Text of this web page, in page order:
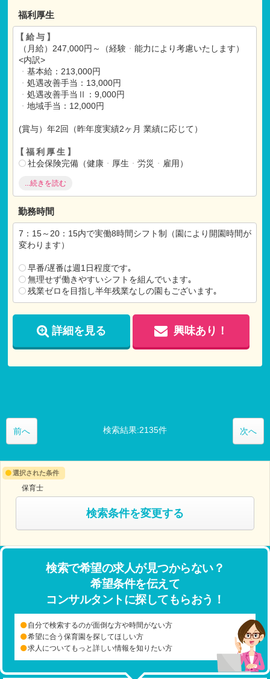
福利厚生
【給与】
（月給）247,000円～（経験・ 能力により考慮いたします）
<内訳>
・ 基本給：213,000円
・ 処遇改善手当：13,000円
・ 処遇改善手当Ⅱ：9,000円
・ 地域手当：12,000円
(賞与）年2回（昨年度実績2ヶ月 業績に応じて）
【福利厚生】
社会保険完備（健康・ 厚生 ・ 労災 ・ 雇用）
制服貸与
海外研修有＜アメリカ、スウェーデン等＞
借り上げ社宅制度 ※規定あり
【各種手当】
交通費支給（上限20,000円）
引越費用負担有 ※規定あり
退職金制度(3年以上の方が対象)
【試用期間】
試用期間 有 6ヶ月間
仕事内容：本採用時と変わらず
月給：本採用時と変わらず
...続きを読む
勤務時間
7：15～20：15内で実働8時間シフト制（園により開園時間が
変わります）
早番/遅番は週1日程度です｡
無理せず働きやすいシフトを組んでいます｡
残業ゼロを目指し半年残業なしの園もございます｡
詳細を見る 興味あり！
検索結果:2135件
前へ 次へ
選択された条件
保育士
検索条件を変更する
検索で希望の求人が見つからない？
希望条件を伝えて
コンサルタントに探してもらおう！
自分で検索するのが面倒な方や時間がない方
希望に合う保育園を探してほしい方
求人についてもっと詳しい情報を知りたい方